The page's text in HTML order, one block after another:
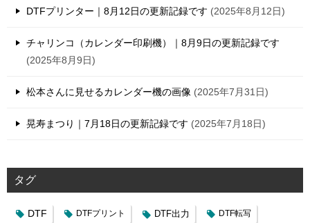
DTFプリンター｜8月12日の更新記録です 2025年8月12日
チャリンコ（カレンダー印刷機）｜8月9日の更新記録です
2025年8月9日
松本さんに見せるカレンダー機の画像 2025年7月31日
晃寿まつり｜7月18日の更新記録です 2025年7月18日
タグ
DTF DTFプリント DTF出力 DTF転写